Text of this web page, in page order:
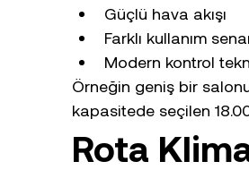
Güçlü hava akışı
Farklı kullanım
Modern kontrol
Örneğin geniş bir
kapasitede seçilen
Rota